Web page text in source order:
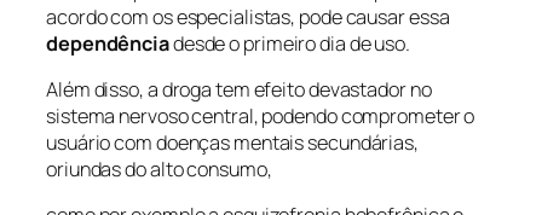
acordo com os especialistas, pode causar essa
dependênciadesde o primeiro dia de uso.
Além disso, a droga tem efeito devastador no
sistema nervoso central, podendo comprometer o
usuário com doenças mentais secundárias,
oriundas do alto consumo,